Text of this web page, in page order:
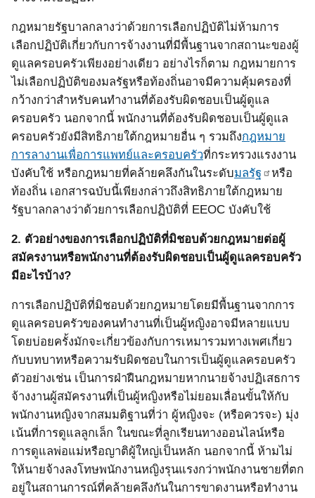
กฎหมายรัฐบาลกลางว่าด้วยการเลือกปฏิบัติไม่ห้ามการ
เลือกปฏิบัติเกี่ยวกับการจ้างงานที่มีพื้นฐานจากสถานะของผู้
ดูแลครอบครัวเพียงอย่างเดียว อย่างไรก็ตาม กฎหมายการ
ไม่เลือกปฏิบัติของมลรัฐหรือท้องถิ่นอาจมีความคุ้มครองที่
กว้างกว่าสำหรับคนทำงานที่ต้องรับผิดชอบเป็นผู้ดูแล
ครอบครัว นอกจากนี้ พนักงานที่ต้องรับผิดชอบเป็นผู้ดูแล
ครอบครัวยังมีสิทธิภายใต้กฎหมายอื่น ๆ รวมถึงกฎหมาย
การลางานเพื่อการแพทย์และครอบครัวที่กระทรวงแรงงาน
บังคับใช้ หรือกฎหมายที่คล้ายคลึงกันในระดับมลรัฐ
หรือ
ท้องถิ่น เอกสารฉบับนี้เพียงกล่าวถึงสิทธิภายใต้กฎหมาย
รัฐบาลกลางว่าด้วยการเลือกปฏิบัติที่ EEOC บังคับใช้
2. ตัวอย่างของการเลือกปฏิบัติที่มิชอบด้วยกฎหมายต่อผู้
สมัครงานหรือพนักงานที่ต้องรับผิดชอบเป็นผู้ดูแลครอบครัว
มีอะไรบ้าง?
การเลือกปฏิบัติที่มิชอบด้วยกฎหมายโดยมีพื้นฐานจากการ
ดูแลครอบครัวของคนทำงานที่เป็นผู้หญิงอาจมีหลายแบบ
โดยบ่อยครั้งมักจะเกี่ยวข้องกับการเหมารวมทางเพศเกี่ยว
กับบทบาทหรือความรับผิดชอบในการเป็นผู้ดูแลครอบครัว
ตัวอย่างเช่น เป็นการฝ่าฝืนกฎหมายหากนายจ้างปฏิเสธการ
จ้างงานผู้สมัครงานที่เป็นผู้หญิงหรือไม่ยอมเลื่อนขั้นให้กับ
พนักงานหญิงจากสมมติฐานที่ว่า ผู้หญิงจะ (หรือควรจะ) มุ่ง
เน้นที่การดูแลลูกเล็ก ในขณะที่ลูกเรียนทางออนไลน์หรือ
การดูแลพ่อแม่หรือญาติผู้ใหญ่เป็นหลัก นอกจากนี้ ห้ามไม่
ให้นายจ้างลงโทษพนักงานหญิงรุนแรงกว่าพนักงานชายที่ตก
อยู่ในสถานการณ์ที่คล้ายคลึงกันในการขาดงานหรือทำงาน